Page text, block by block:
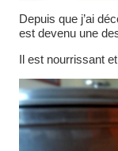
Depuis que j’ai
est devenu une
Il est nourrissant